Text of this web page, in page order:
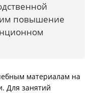
повышение
материалам на
Для занятий